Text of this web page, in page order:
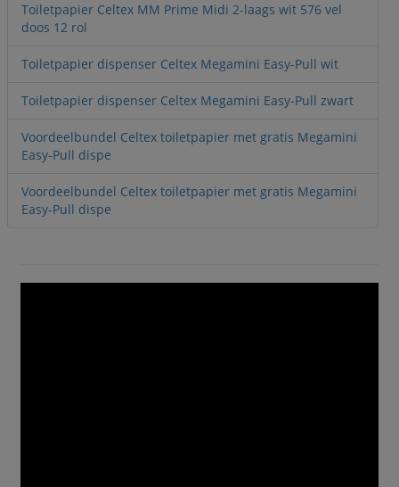
Toiletpapier Celtex MM Prime Midi 2-laags wit 576 vel
doos 12 rol
Toiletpapier dispenser Celtex Megamini Easy-Pull wit
Toiletpapier dispenser Celtex Megamini Easy-Pull zwart
Voordeelbundel Celtex toiletpapier met gratis Megamini
Easy-Pull dispe
Voordeelbundel Celtex toiletpapier met gratis Megamini
Easy-Pull dispe